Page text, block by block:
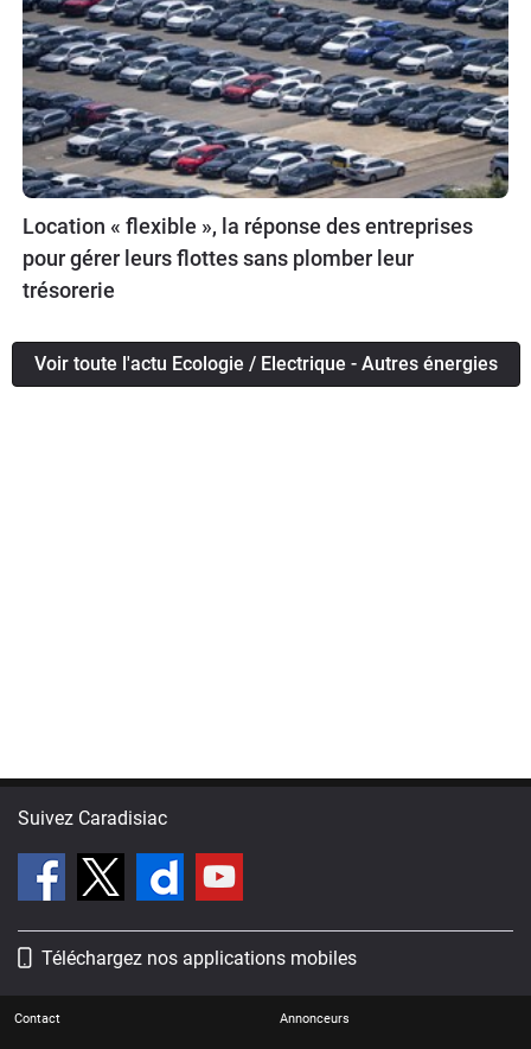
Location « flexible », la réponse des entreprises
pour gérer leurs flottes sans plomber leur
trésorerie
Voir toute l'actu Ecologie / Electrique - Autres énergies
Suivez Caradisiac
Téléchargez nos applications mobiles
Contact Annonceurs